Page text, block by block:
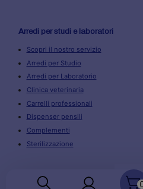
Arredi per studi e laboratori
Scopri il nostro servizio
Arredi per Studio
Arredi per Laboratorio
Clinica veterinaria
Carrelli professionali
Dispenser pensili
Complementi
Sterilizzazione